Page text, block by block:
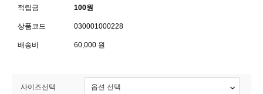
적립금 100원
상품코드 030001000228
배송비 60,000 원
사이즈선택